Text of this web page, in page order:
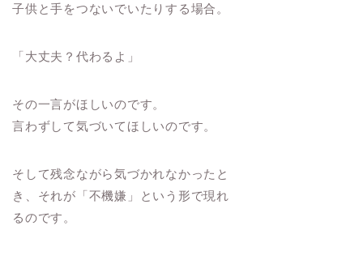
子供と手をつないでいたりする場合。
「大丈夫？代わるよ」
その一言がほしいのです。
言わずして気づいてほしいのです。
そして残念ながら気づかれなかったと
き、それが「不機嫌」という形で現れ
るのです。